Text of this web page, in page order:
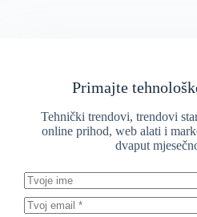
Primajte
Tehnički trendovi, trendovi
online prihod, web alati i
dvaput